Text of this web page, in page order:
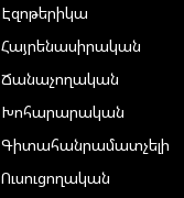
Էզոթերիկա
Հայրենասիրական
Ճանաչողական
Խոհարարական
Գիտահանրամատչելի
Ուսուցողական